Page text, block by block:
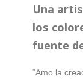
Una
los
fuente
“Amo la